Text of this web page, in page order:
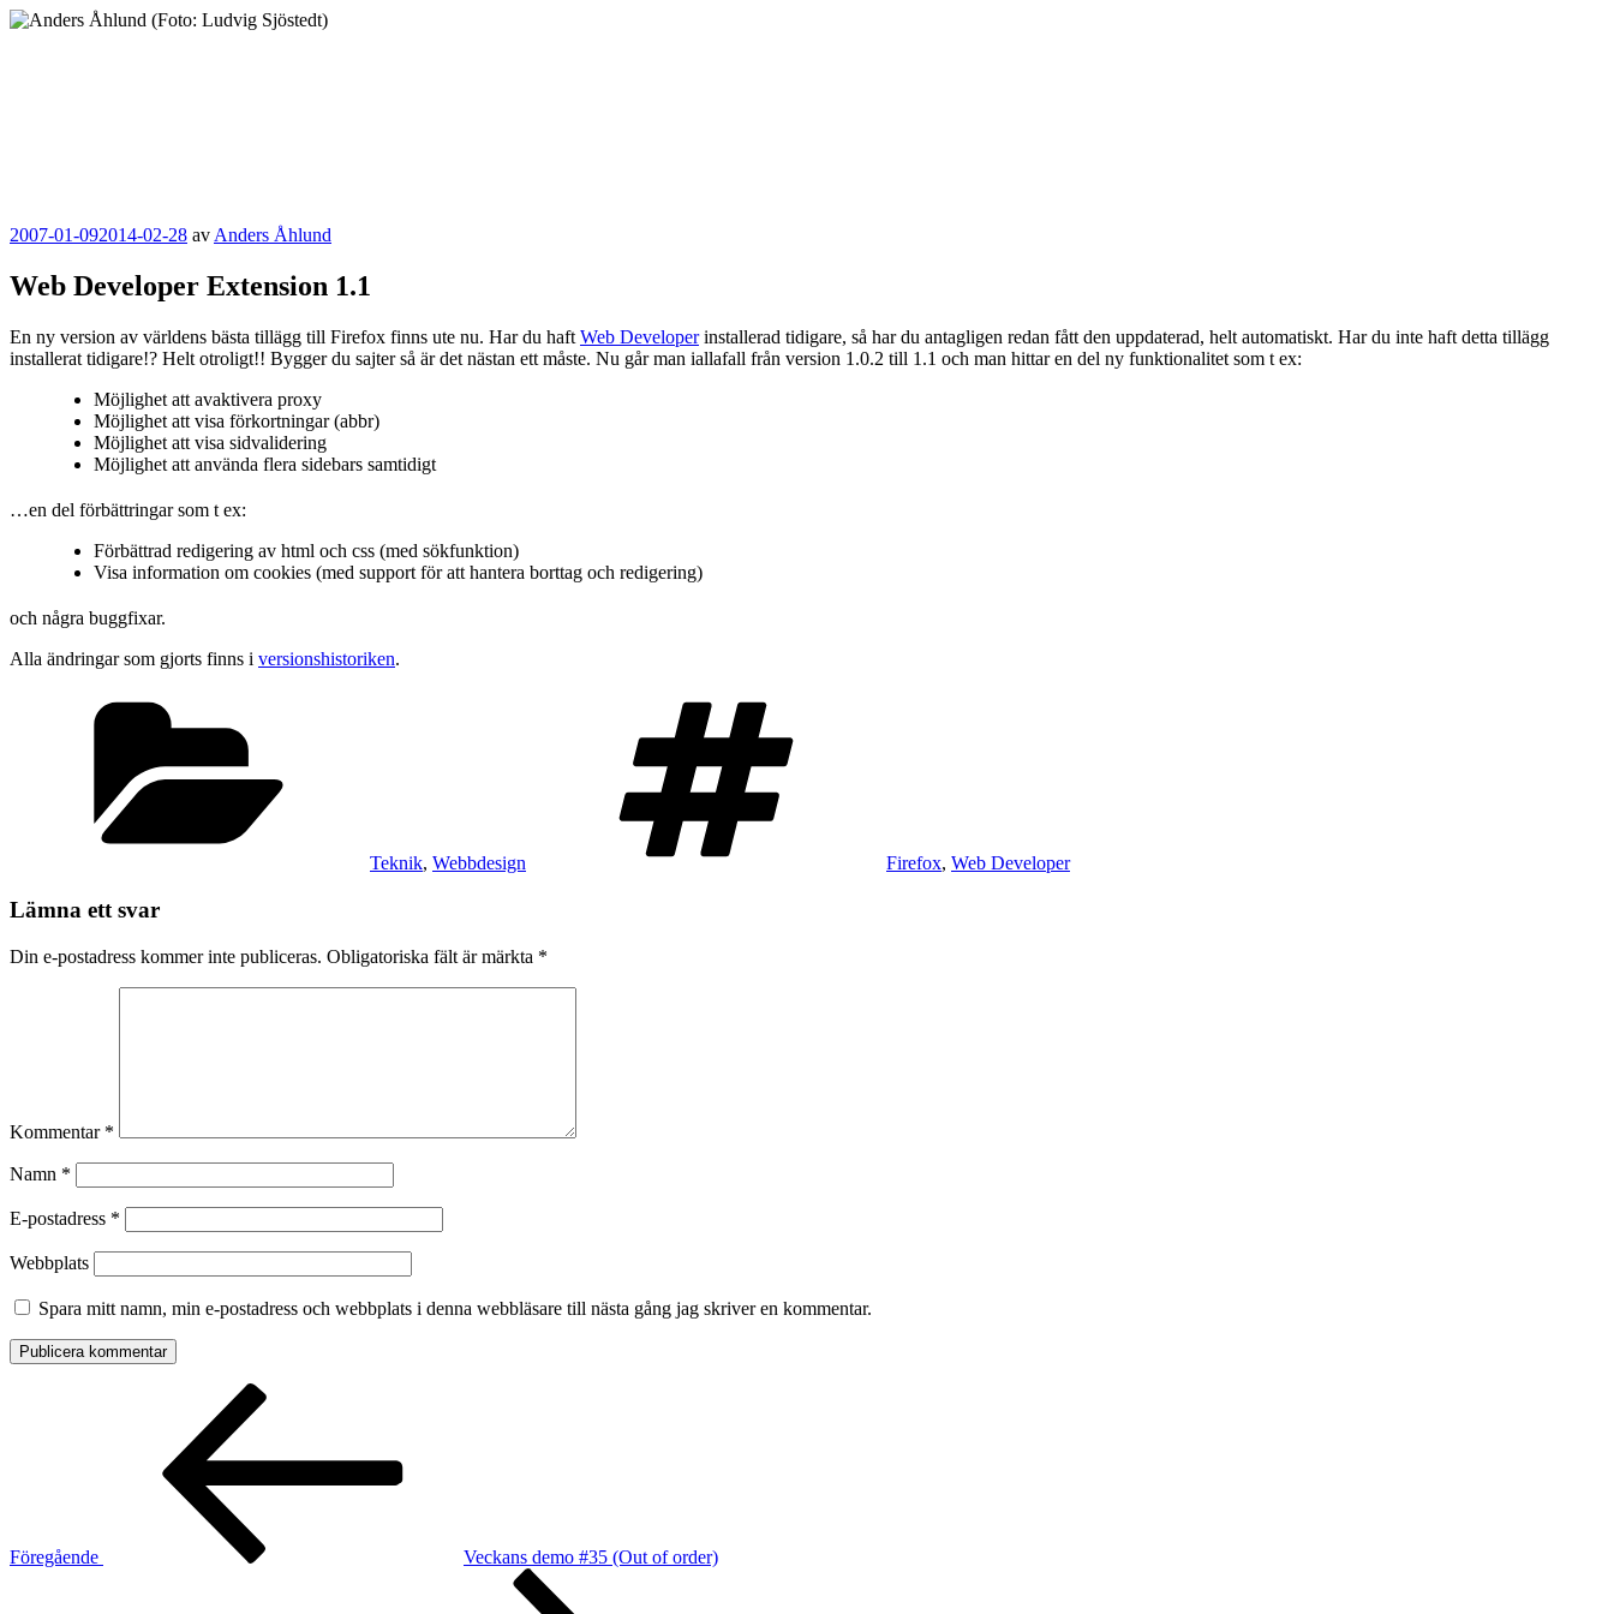
Hoppa
Publicerat
2007-01-092014-02-28 av Anders Åhlund
Web Developer Extension 1.1
En ny version av världens bästa tillägg till Firefox finns ute nu. Har du haft Web Developerinstallerad tidigare, så har du antagligen redan fått den uppdaterad, helt automatiskt. Har du inte haft detta tillägg
installerat tidigare!? Helt otroligt!! Bygger du sajter så är det nästan ett måste. Nu går man iallafall från version 1.0.2 till 1.1 och man hittar en del ny funktionalitet som t ex:
Möjlighet att avaktivera proxy
Möjlighet att visa förkortningar (abbr)
Möjlighet att visa sidvalidering
Möjlighet att använda flera sidebars samtidigt
…en del förbättringar som t ex:
Förbättrad redigering av html och css (med sökfunktion)
Visa information om cookies (med support för att hantera borttag och redigering)
och några buggfixar.
Alla ändringar som gjorts finns i versionshistoriken.
Teknik, Webbdesign Firefox, Web Developer
Lämna ett svar
Din e-postadress kommer inte publiceras. Obligatoriska fält är märkta *
Kommentar *
Namn *
E-postadress *
Webbplats
Spara mitt namn, min e-postadress och webbplats i denna webbläsare till nästa gång jag skriver en kommentar.
Inläggsnavigering
Föregående
Veckans demo #35 (Out of order)